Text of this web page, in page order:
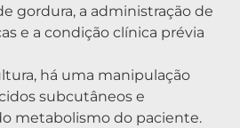
gordura, a administração de
e a condição clínica prévia
há uma manipulação
subcutâneos e
metabolismo do paciente.